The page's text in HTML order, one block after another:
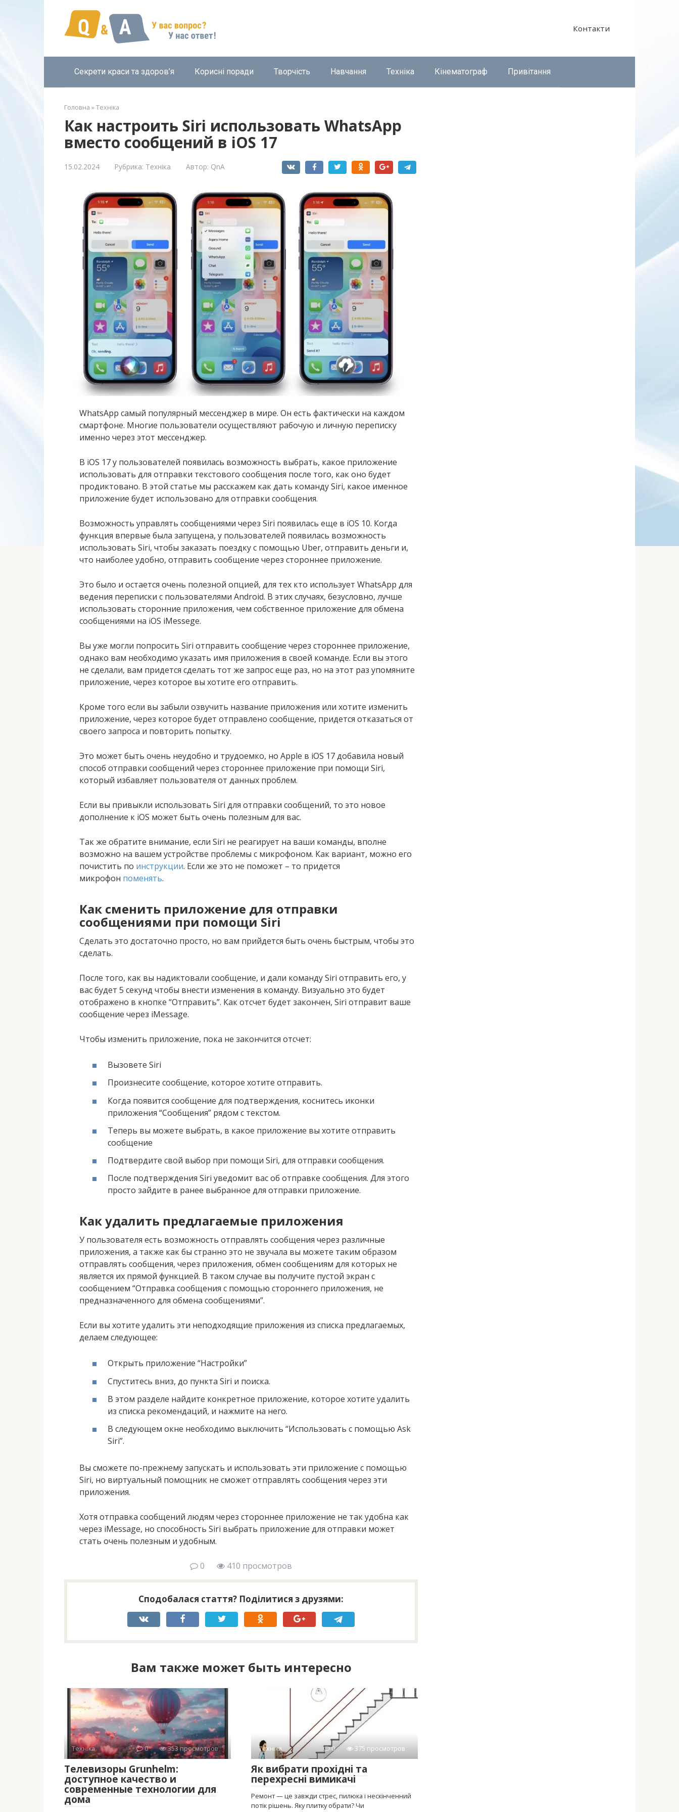
Контакти
Секрети краси та здоров’я Корисні поради Творчість Навчання Техніка Кінематограф Привітання
Головна »Техніка
Как настроить Siri использовать WhatsApp
вместо сообщений в iOS 17
15.02.2024 Рубрика: Техніка Автор: QnA
WhatsApp самый популярный мессенджер в мире. Он есть фактически на каждом
смартфоне. Многие пользователи осуществляют рабочую и личную переписку
именно через этот мессенджер.
В iOS 17 у пользователей появилась возможность выбрать, какое приложение
использовать для отправки текстового сообщения после того, как оно будет
продиктовано. В этой статье мы расскажем как дать команду Siri, какое именное
приложение будет использовано для отправки сообщения.
Возможность управлять сообщениями через Siri появилась еще в iOS 10. Когда
функция впервые была запущена, у пользователей появилась возможность
использовать Siri, чтобы заказать поездку с помощью Uber, отправить деньги и,
что наиболее удобно, отправить сообщение через стороннее приложение.
Это было и остается очень полезной опцией, для тех кто использует WhatsApp для
ведения переписки с пользователями Android. В этих случаях, безусловно, лучше
использовать сторонние приложения, чем собственное приложение для обмена
сообщениями на iOS iMessege.
Вы уже могли попросить Siri отправить сообщение через стороннее приложение,
однако вам необходимо указать имя приложения в своей команде. Если вы этого
не сделали, вам придется сделать тот же запрос еще раз, но на этот раз упомяните
приложение, через которое вы хотите его отправить.
Кроме того если вы забыли озвучить название приложения или хотите изменить
приложение, через которое будет отправлено сообщение, придется отказаться от
своего запроса и повторить попытку.
Это может быть очень неудобно и трудоемко, но Apple в iOS 17 добавила новый
способ отправки сообщений через стороннее приложение при помощи Siri,
который избавляет пользователя от данных проблем.
Если вы привыкли использовать Siri для отправки сообщений, то это новое
дополнение к iOS может быть очень полезным для вас.
Так же обратите внимание, если Siri не реагирует на ваши команды, вполне
возможно на вашем устройстве проблемы с микрофоном. Как вариант, можно его
почистить по инструкции. Если же это не поможет – то придется
микрофон поменять.
Как сменить приложение для отправки
сообщениями при помощи Siri
Сделать это достаточно просто, но вам прийдется быть очень быстрым, чтобы это
сделать.
После того, как вы надиктовали сообщение, и дали команду Siri отправить его, у
вас будет 5 секунд чтобы внести изменения в команду. Визуально это будет
отображено в кнопке “Отправить”. Как отсчет будет закончен, Siri отправит ваше
сообщение через iMessage.
Чтобы изменить приложение, пока не закончится отсчет:
Вызовете Siri
Произнесите сообщение, которое хотите отправить.
Когда появится сообщение для подтверждения, коснитесь иконки
приложения “Сообщения” рядом с текстом.
Теперь вы можете выбрать, в какое приложение вы хотите отправить
сообщение
Подтвердите свой выбор при помощи Siri, для отправки сообщения.
После подтверждения Siri уведомит вас об отправке сообщения. Для этого
просто зайдите в ранее выбранное для отправки приложение.
Как удалить предлагаемые приложения
У пользователя есть возможность отправлять сообщения через различные
приложения, а также как бы странно это не звучала вы можете таким образом
отправлять сообщения, через приложения, обмен сообщениям для которых не
является их прямой функцией. В таком случае вы получите пустой экран с
сообщением “Отправка сообщения с помощью стороннего приложения, не
предназначенного для обмена сообщениями”.
Если вы хотите удалить эти неподходящие приложения из списка предлагаемых,
делаем следующее:
Открыть приложение “Настройки”
Спуститесь вниз, до пункта Siri и поиска.
В этом разделе найдите конкретное приложение, которое хотите удалить
из списка рекомендаций, и нажмите на него.
В следующем окне необходимо выключить “Использовать с помощью Ask
Siri”.
Вы сможете по-прежнему запускать и использовать эти приложение с помощью
Siri, но виртуальный помощник не сможет отправлять сообщения через эти
приложения.
Хотя отправка сообщений людям через стороннее приложение не так удобна как
через iMessage, но способность Siri выбрать приложение для отправки может
стать очень полезным и удобным.
0 410 просмотров
Сподобалася стаття? Поділитися з друзями:
Вам также может быть интересно
Техніка 0 353 просмотров
Телевизоры Grunhelm:
доступное качество и
современные технологии для
дома
Техніка 0 375 просмотров
Як вибрати прохідні та
перехресні вимикачі
Ремонт — це завжди стрес, пилюка і нескінченний
потік рішень. Яку плитку обрати? Чи